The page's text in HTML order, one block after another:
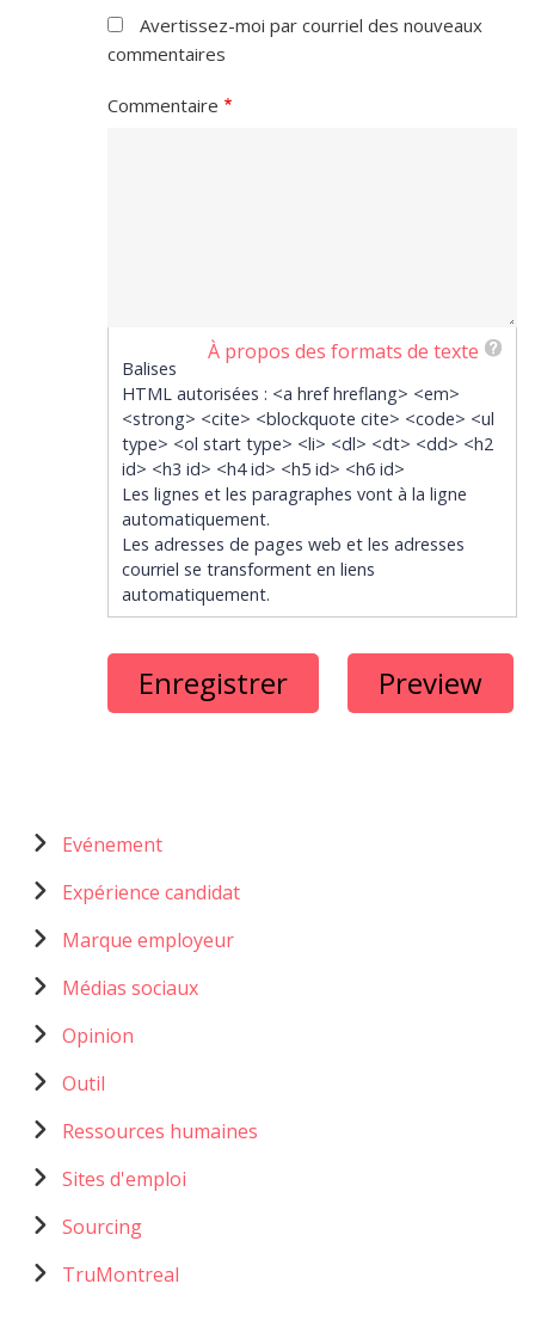
Avertissez-moi par courriel des nouveaux
commentaires
Commentaire
À propos des formats de texte
Balises
HTML autorisées : <a href hreflang> <em>
<strong> <cite> <blockquote cite> <code> <ul
type> <ol start type> <li> <dl> <dt> <dd> <h2
id> <h3 id> <h4 id> <h5 id> <h6 id>
Les lignes et les paragraphes vont à la ligne
automatiquement.
Les adresses de pages web et les adresses
courriel se transforment en liens
automatiquement.
Menu
Evénement
Expérience candidat
Marque employeur
Médias sociaux
Opinion
Outil
Ressources humaines
Sites d'emploi
Sourcing
TruMontreal